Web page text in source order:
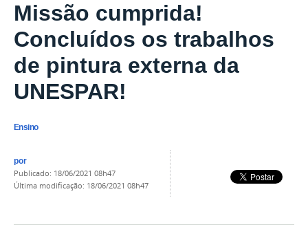
Missão cumprida!
Concluídos os trabalhos
de pintura externa da
UNESPAR!
Ensino
por
publicado: 18/06/2021 08h47
última modificação: 18/06/2021 08h47